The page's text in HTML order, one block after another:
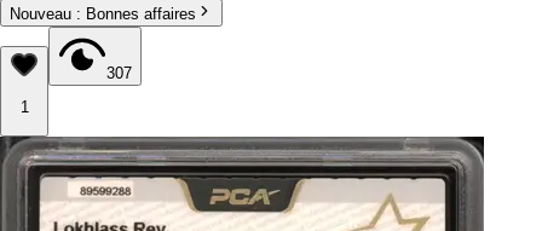
Nouveau : Bonnes affaires
1
307